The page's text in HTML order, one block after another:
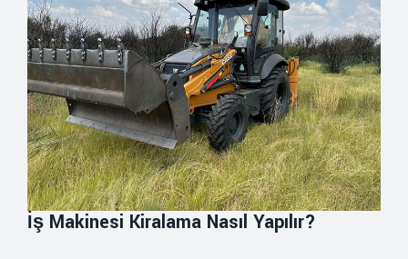
İş Makinesi Kiralama Nasıl Yapılır?